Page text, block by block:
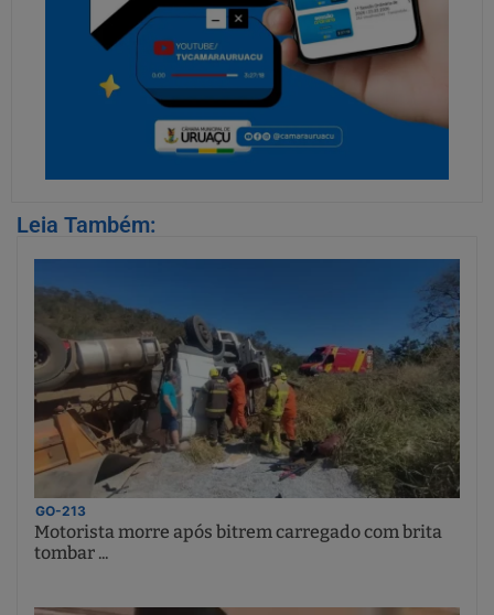
Leia Também:
GO-213
Motorista morre após bitrem carregado com brita
tombar ...